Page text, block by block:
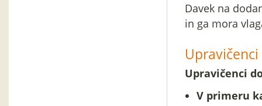
Davek na
in ga mora
Upravičenci
V primeru